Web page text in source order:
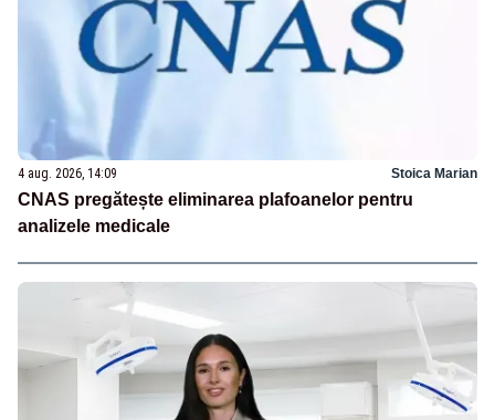
4 aug. 2026, 14:09 Stoica Marian
CNAS pregătește eliminarea plafoanelor pentru
analizele medicale